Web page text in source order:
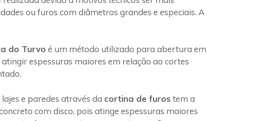
ou furos com diâmetros grandes e especiais. A
do Turvo é um método utilizado para abertura em
espessuras maiores em relação ao cortes
e paredes através da cortina de furos tem a
com disco, pois atinge espessuras maiores